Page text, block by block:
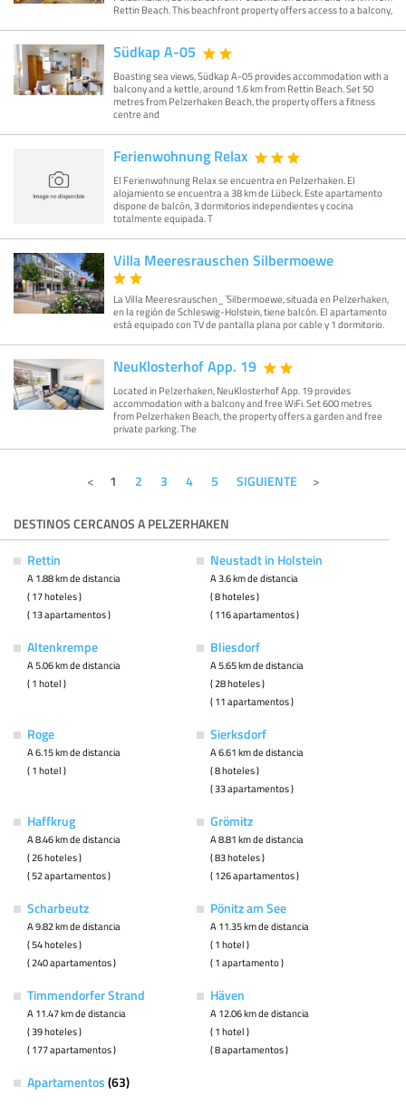
Rettin Beach. This beachfront property offers access to a balcony,
Südkap A-05
Boasting sea views, Südkap A-05 provides accommodation with a
balcony and a kettle, around 1.6 km from Rettin Beach. Set 50
metres from Pelzerhaken Beach, the property offers a fitness
centre and
Ferienwohnung Relax
El Ferienwohnung Relax se encuentra en Pelzerhaken. El
alojamiento se encuentra a 38 km de Lübeck. Este apartamento
dispone de balcón, 3 dormitorios independientes y cocina
totalmente equipada. T
Villa Meeresrauschen Silbermoewe
La Villa Meeresrauschen_ ̈Silbermoewe, situada en Pelzerhaken,
en la región de Schleswig-Holstein, tiene balcón. El apartamento
está equipado con TV de pantalla plana por cable y 1 dormitorio.
NeuKlosterhof App. 19
Located in Pelzerhaken, NeuKlosterhof App. 19 provides
accommodation with a balcony and free WiFi. Set 600 metres
from Pelzerhaken Beach, the property offers a garden and free
private parking. The
1 2 3 4 5 SIGUIENTE
DESTINOS CERCANOS A PELZERHAKEN
Rettin
A 1.88 km de distancia
( 17 hoteles )
( 13 apartamentos )
Neustadt in Holstein
A 3.6 km de distancia
( 8 hoteles )
( 116 apartamentos )
Altenkrempe
A 5.06 km de distancia
( 1 hotel )
Bliesdorf
A 5.65 km de distancia
( 28 hoteles )
( 11 apartamentos )
Roge
A 6.15 km de distancia
( 1 hotel )
Sierksdorf
A 6.61 km de distancia
( 8 hoteles )
( 33 apartamentos )
Haffkrug
A 8.46 km de distancia
( 26 hoteles )
( 52 apartamentos )
Grömitz
A 8.81 km de distancia
( 83 hoteles )
( 126 apartamentos )
Scharbeutz
A 9.82 km de distancia
( 54 hoteles )
( 240 apartamentos )
Pönitz am See
A 11.35 km de distancia
( 1 hotel )
( 1 apartamento )
Timmendorfer Strand
A 11.47 km de distancia
( 39 hoteles )
( 177 apartamentos )
Häven
A 12.06 km de distancia
( 1 hotel )
( 8 apartamentos )
Apartamentos (63)